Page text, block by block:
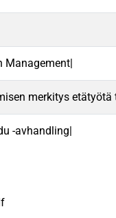
Management|
merkitys etätyötä
-avhandling|